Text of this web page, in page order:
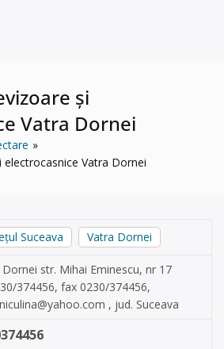
și
Vatra Dornei
electrocasnice Vatra Dornei
Suceava Vatra Dornei
str. Mihai Eminescu, nr 17
374456, fax 0230/374456,
, jud. Suceava